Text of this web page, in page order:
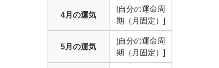
4月の運気
[自分の運命周
期（月固定）]
5月の運気
[自分の運命周
期（月固定）]